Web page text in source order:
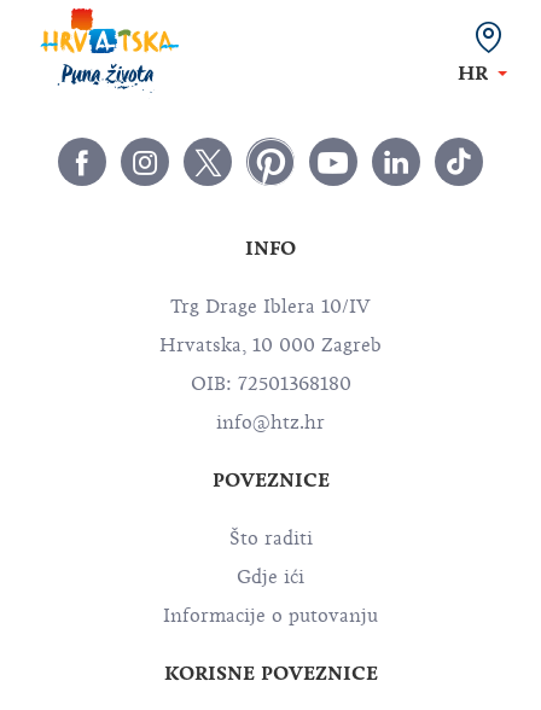
HR
INFO
Trg Drage Iblera 10/IV
Hrvatska, 10 000 Zagreb
OIB: 72501368180
info@htz.hr
POVEZNICE
Što raditi
Gdje ići
Informacije o putovanju
KORISNE POVEZNICE